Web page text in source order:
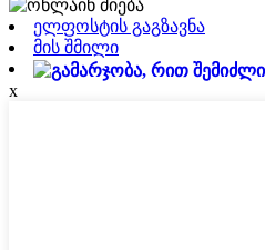
ელფოსტის გაგზავნა
მის შმილი
x